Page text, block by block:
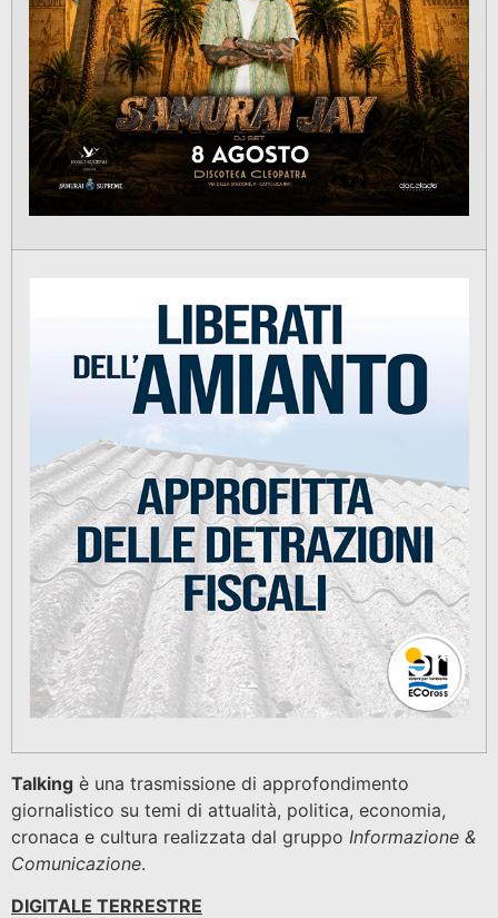
Talking è una trasmissione di approfondimento
giornalistico su temi di attualità, politica, economia,
cronaca e cultura realizzata dal gruppo Informazione &
Comunicazione.
DIGITALE TERRESTRE